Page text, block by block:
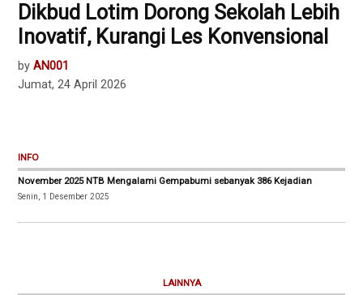
Dikbud Lotim Dorong Sekolah Lebih
Inovatif, Kurangi Les Konvensional
by AN001
Jumat, 24 April 2026
INFO
November 2025 NTB Mengalami Gempabumi sebanyak 386 Kejadian
Senin, 1 Desember 2025
LAINNYA